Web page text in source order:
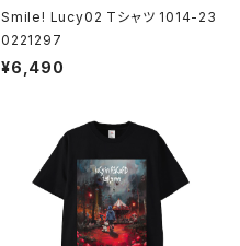
Smile! Lucy02 Tシャツ 1014-23
0221297
¥6,490